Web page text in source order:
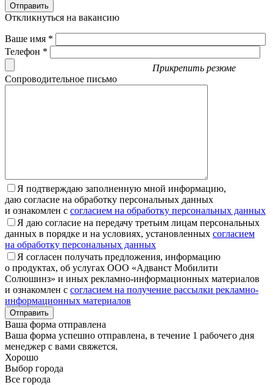
Отправить
Откликнуться на вакансию
Ваше имя *
Телефон *
Прикрепить резюме
Сопроводительное письмо
Я подтверждаю заполненную мной информацию,
даю согласие на обработку персональных данных
и ознакомлен с согласием на обработку персональных данных
Я даю согласие на передачу третьим лицам персональных
данных в порядке и на условиях, установленных согласием
на обработку персональных данных
Я согласен получать предложения, информацию
о продуктах, об услугах ООО «Адванст Мобилити
Солюшинз» и иных рекламно-информационных материалов
и ознакомлен с согласием на получение рассылки рекламно-
информационных материалов
Отправить
Ваша форма отправлена
Ваша форма успешно отправлена, в течение 1 рабочего дня
менеджер с вами свяжется.
Хорошо
Выбор города
Все города